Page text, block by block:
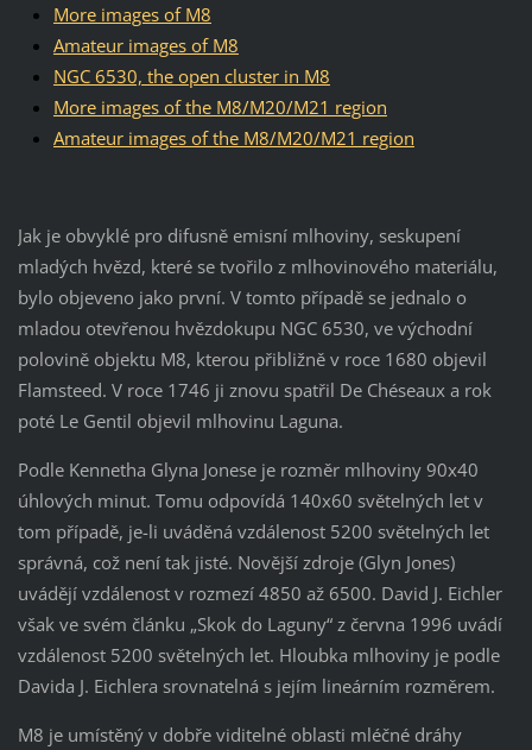
More images of M8
Amateur images of M8
NGC 6530, the open cluster in M8
More images of the M8/M20/M21 region
Amateur images of the M8/M20/M21 region
Jak je obvyklé pro difusně emisní mlhoviny, seskupení
mladých hvězd, které se tvořilo z mlhovinového materiálu,
bylo objeveno jako první. V tomto případě se jednalo o
mladou otevřenou hvězdokupu NGC 6530, ve východní
polovině objektu M8, kterou přibližně v roce 1680 objevil
Flamsteed. V roce 1746 ji znovu spatřil De Chéseaux a rok
poté Le Gentil objevil mlhovinu Laguna.
Podle Kennetha Glyna Jonese je rozměr mlhoviny 90x40
úhlových minut. Tomu odpovídá 140x60 světelných let v
tom případě, je-li uváděná vzdálenost 5200 světelných let
správná, což není tak jisté. Novější zdroje (Glyn Jones)
uvádějí vzdálenost v rozmezí 4850 až 6500. David J. Eichler
však ve svém článku „Skok do Laguny“ z června 1996 uvádí
vzdálenost 5200 světelných let. Hloubka mlhoviny je podle
Davida J. Eichlera srovnatelná s jejím lineárním rozměrem.
M8 je umístěný v dobře viditelné oblasti mléčné dráhy